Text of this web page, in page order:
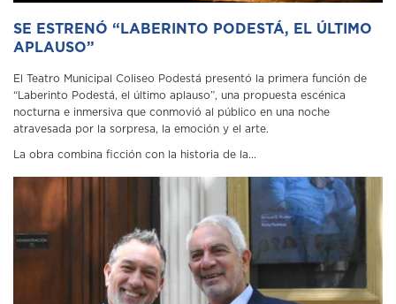
SE ESTRENÓ “LABERINTO PODESTÁ, EL ÚLTIMO
APLAUSO”
El Teatro Municipal Coliseo Podestá presentó la primera función de
“Laberinto Podestá, el último aplauso”, una propuesta escénica
nocturna e inmersiva que conmovió al público en una noche
atravesada por la sorpresa, la emoción y el arte.
La obra combina ficción con la historia de la...